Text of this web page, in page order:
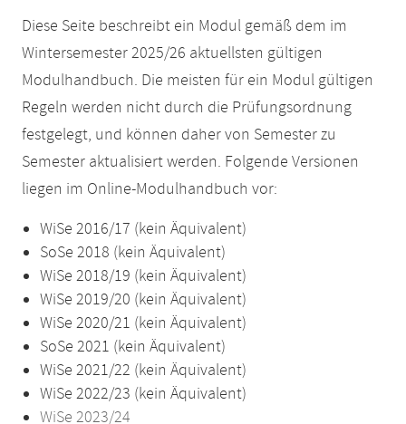
Diese Seite beschreibt ein Modul gemäß dem im
Wintersemester 2025/26 aktuellsten gültigen
Modulhandbuch. Die meisten für ein Modul gültigen
Regeln werden nicht durch die Prüfungsordnung
festgelegt, und können daher von Semester zu
Semester aktualisiert werden. Folgende Versionen
liegen im Online-Modulhandbuch vor:
WiSe 2016/17 (kein Äquivalent)
SoSe 2018 (kein Äquivalent)
WiSe 2018/19 (kein Äquivalent)
WiSe 2019/20 (kein Äquivalent)
WiSe 2020/21 (kein Äquivalent)
SoSe 2021 (kein Äquivalent)
WiSe 2021/22 (kein Äquivalent)
WiSe 2022/23 (kein Äquivalent)
WiSe 2023/24